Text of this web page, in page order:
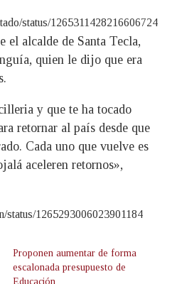
status/1265311428216606724
el alcalde de Santa Tecla,
quien le dijo que era
y que te ha tocado
retornar al país desde que
Cada uno que vuelve es
aceleren retornos»,
status/1265293006023901184
Proponen aumentar de forma
escalonada presupuesto de
Educación